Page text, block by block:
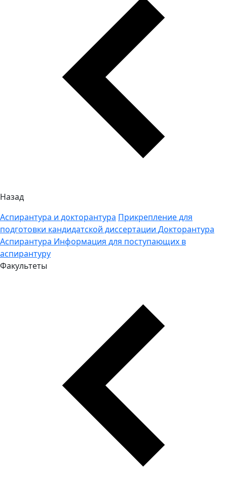
Назад
Аспирантура и докторантура Прикрепление для
подготовки кандидатской диссертации Докторантура
Аспирантура Информация для поступающих в
аспирантуру
Факультеты